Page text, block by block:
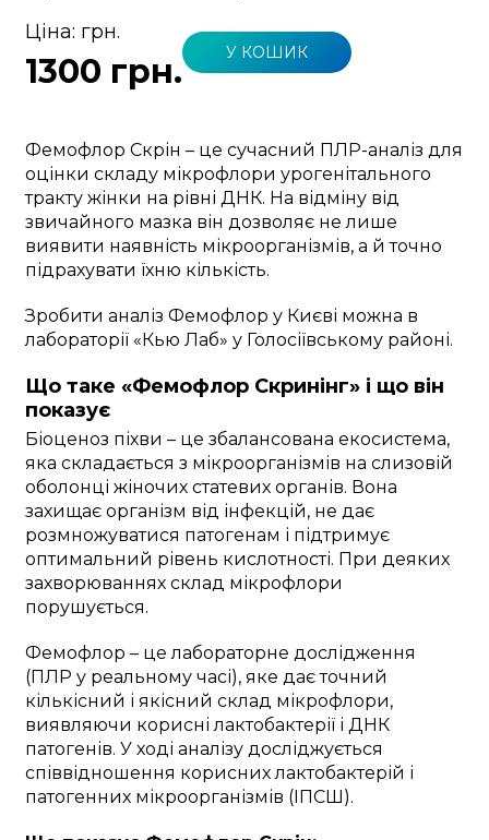
Ціна: грн.
1300 грн. У КОШИК
Фемофлор Скрін – це сучасний ПЛР-аналіз для
оцінки складу мікрофлори урогенітального
тракту жінки на рівні ДНК. На відміну від
звичайного мазка він дозволяє не лише
виявити наявність мікроорганізмів, а й точно
підрахувати їхню кількість.
Зробити аналіз Фемофлор у Києві можна в
лабораторії «Кью Лаб» у Голосіївському районі.
Що таке «Фемофлор Скринінг» і що він
показує
Біоценоз піхви – це збалансована екосистема,
яка складається з мікроорганізмів на слизовій
оболонці жіночих статевих органів. Вона
захищає організм від інфекцій, не дає
розмножуватися патогенам і підтримує
оптимальний рівень кислотності. При деяких
захворюваннях склад мікрофлори
порушується.
Фемофлор – це лабораторне дослідження
(ПЛР у реальному часі), яке дає точний
кількісний і якісний склад мікрофлори,
виявляючи корисні лактобактерії і ДНК
патогенів. У ході аналізу досліджується
співвідношення корисних лактобактерій і
патогенних мікроорганізмів (ІПСШ).